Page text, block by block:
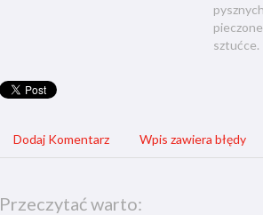
sztućce.
Dodaj Komentarz Wpis zawiera błędy
Przeczytać warto: